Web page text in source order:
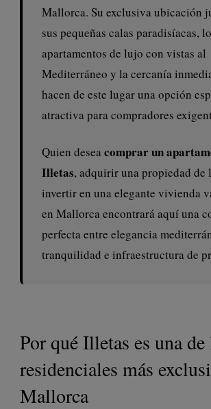
Mallorca. Su exclusiva ubicación
sus pequeñas calas paradisíacas,
apartamentos de lujo con vistas al
Mediterráneo y la cercanía
hacen de este lugar una opción
atractiva para compradores
Quien desea comprar un
Illetas, adquirir una propiedad de
invertir en una elegante vivienda
en Mallorca encontrará aquí una
perfecta entre elegancia
tranquilidad e infraestructura de
Por qué Illetas es una de
residenciales más
Mallorca